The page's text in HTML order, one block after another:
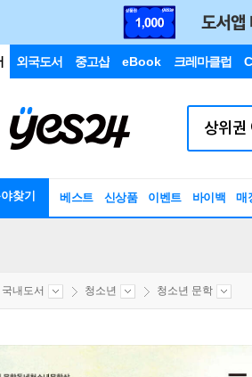
외국도서 중고샵 eBook 크레마클럽
찾기 베스트 신상품 이벤트 바이백 매
국내도서 청소년 청소년 문학